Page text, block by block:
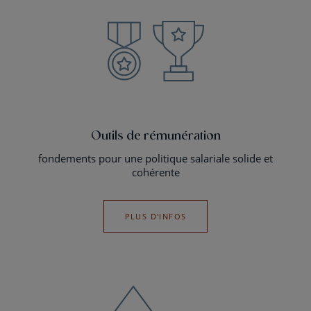
Outils de rémunération
fondements pour une politique salariale solide et
cohérente
PLUS D'INFOS